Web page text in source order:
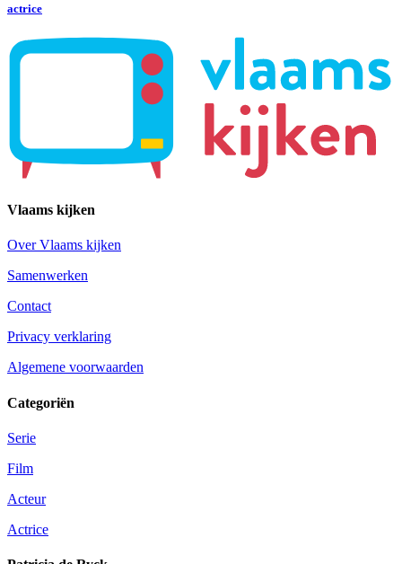
actrice
Vlaams kijken
Over Vlaams kijken
Samenwerken
Contact
Privacy verklaring
Algemene voorwaarden
Categoriën
Serie
Film
Acteur
Actrice